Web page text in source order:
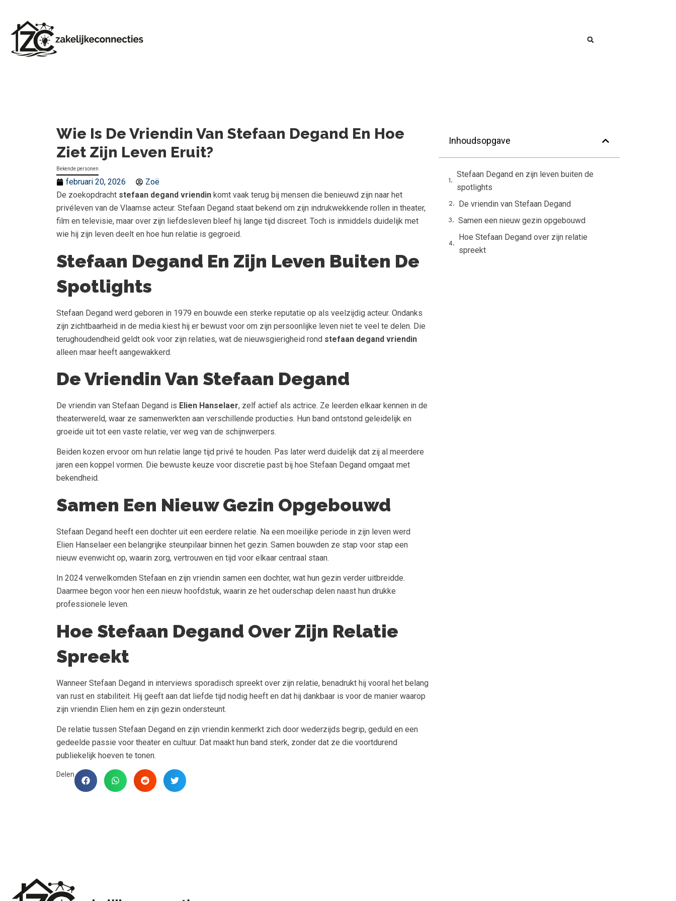
Wie Is De Vriendin Van Stefaan Degand En Hoe
Ziet Zijn Leven Eruit?
Bekende personen
februari 20, 2026
Zoë
De zoekopdracht stefaan degand vriendin komt vaak terug bij mensen die benieuwd zijn naar het
privéleven van de Vlaamse acteur. Stefaan Degand staat bekend om zijn indrukwekkende rollen in theater,
film en televisie, maar over zijn liefdesleven bleef hij lange tijd discreet. Toch is inmiddels duidelijk met
wie hij zijn leven deelt en hoe hun relatie is gegroeid.
Stefaan Degand En Zijn Leven Buiten De
Spotlights
Stefaan Degand werd geboren in 1979 en bouwde een sterke reputatie op als veelzijdig acteur. Ondanks
zijn zichtbaarheid in de media kiest hij er bewust voor om zijn persoonlijke leven niet te veel te delen. Die
terughoudendheid geldt ook voor zijn relaties, wat de nieuwsgierigheid rond stefaan degand vriendin
alleen maar heeft aangewakkerd.
De Vriendin Van Stefaan Degand
De vriendin van Stefaan Degand is Elien Hanselaer, zelf actief als actrice. Ze leerden elkaar kennen in de
theaterwereld, waar ze samenwerkten aan verschillende producties. Hun band ontstond geleidelijk en
groeide uit tot een vaste relatie, ver weg van de schijnwerpers.
Beiden kozen ervoor om hun relatie lange tijd privé te houden. Pas later werd duidelijk dat zij al meerdere
jaren een koppel vormen. Die bewuste keuze voor discretie past bij hoe Stefaan Degand omgaat met
bekendheid.
Samen Een Nieuw Gezin Opgebouwd
Stefaan Degand heeft een dochter uit een eerdere relatie. Na een moeilijke periode in zijn leven werd
Elien Hanselaer een belangrijke steunpilaar binnen het gezin. Samen bouwden ze stap voor stap een
nieuw evenwicht op, waarin zorg, vertrouwen en tijd voor elkaar centraal staan.
In 2024 verwelkomden Stefaan en zijn vriendin samen een dochter, wat hun gezin verder uitbreidde.
Daarmee begon voor hen een nieuw hoofdstuk, waarin ze het ouderschap delen naast hun drukke
professionele leven.
Hoe Stefaan Degand Over Zijn Relatie
Spreekt
Wanneer Stefaan Degand in interviews sporadisch spreekt over zijn relatie, benadrukt hij vooral het belang
van rust en stabiliteit. Hij geeft aan dat liefde tijd nodig heeft en dat hij dankbaar is voor de manier waarop
zijn vriendin Elien hem en zijn gezin ondersteunt.
De relatie tussen Stefaan Degand en zijn vriendin kenmerkt zich door wederzijds begrip, geduld en een
gedeelde passie voor theater en cultuur. Dat maakt hun band sterk, zonder dat ze die voortdurend
publiekelijk hoeven te tonen.
Delen
Inhoudsopgave
Stefaan Degand en zijn leven buiten de
spotlights
De vriendin van Stefaan Degand
Samen een nieuw gezin opgebouwd
Hoe Stefaan Degand over zijn relatie
spreekt